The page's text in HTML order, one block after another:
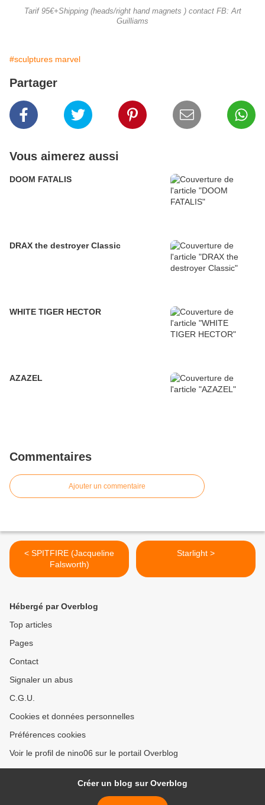
Tarif 95€+Shipping (heads/right hand magnets ) contact FB: Art
Guilliams
#sculptures marvel
Partager
Vous aimerez aussi
DOOM FATALIS
DRAX the destroyer Classic
WHITE TIGER HECTOR
AZAZEL
Commentaires
Ajouter un commentaire
< SPITFIRE (Jacqueline
Falsworth)
Starlight >
Hébergé par Overblog
Top articles
Pages
Contact
Signaler un abus
C.G.U.
Cookies et données personnelles
Préférences cookies
Voir le profil de nino06 sur le portail Overblog
Créer un blog sur Overblog